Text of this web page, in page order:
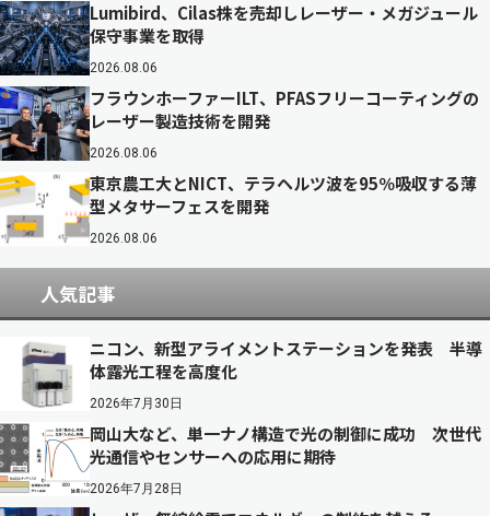
Lumibird、Cilas株を売却しレーザー・メガジュール
保守事業を取得
2026.08.06
フラウンホーファーILT、PFASフリーコーティングの
レーザー製造技術を開発
2026.08.06
東京農工大とNICT、テラヘルツ波を95％吸収する薄
型メタサーフェスを開発
2026.08.06
人気記事
ニコン、新型アライメントステーションを発表 半導
体露光工程を高度化
2026年7月30日
岡山大など、単一ナノ構造で光の制御に成功 次世代
光通信やセンサーへの応用に期待
2026年7月28日